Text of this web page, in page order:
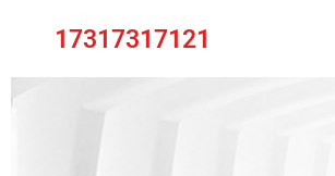
17317317121